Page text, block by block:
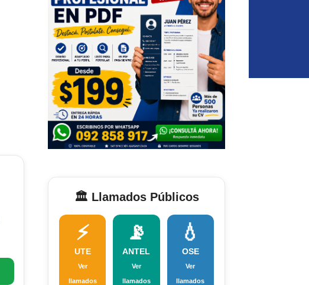
🏛️ Llamados Públicos
⚡
UTE
Ver
llamados
📡
ANTEL
Ver
llamados
💧
OSE
Ver
llamados